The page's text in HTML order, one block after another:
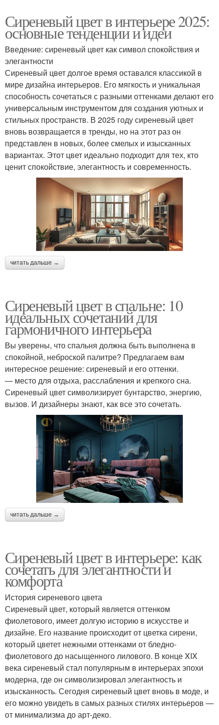
Сиреневый цвет в интерьере 2025:
основные тенденции и идеи
Введение: сиреневый цвет как символ спокойствия и
элегантности
Сиреневый цвет долгое время оставался классикой в
мире дизайна интерьеров. Его мягкость и уникальная
способность сочетаться с разными оттенками делают его
универсальным инструментом для создания уютных и
стильных пространств. В 2025 году сиреневый цвет
вновь возвращается в тренды, но на этот раз он
представлен в новых, более смелых и изысканных
вариантах. Этот цвет идеально подходит для тех, кто
ценит спокойствие, элегантность и современность.
читать дальше →
Сиреневый цвет в спальне: 10
идеальных сочетаний для
гармоничного интерьера
Вы уверены, что спальня должна быть выполнена в
спокойной, неброской палитре? Предлагаем вам
интересное решение: сиреневый и его оттенки.
— место для отдыха, расслабления и крепкого сна.
Сиреневый цвет символизирует бунтарство, энергию,
вызов. И дизайнеры знают, как все это сочетать.
читать дальше →
Сиреневый цвет в интерьере: как
сочетать для элегантности и
комфорта
История сиреневого цвета
Сиреневый цвет, который является оттенком
фиолетового, имеет долгую историю в искусстве и
дизайне. Его название происходит от цветка сирени,
который цветет нежными оттенками от бледно-
фиолетового до насыщенного лилового. В конце XIX
века сиреневый стал популярным в интерьерах эпохи
модерна, где он символизировал элегантность и
изысканность. Сегодня сиреневый цвет вновь в моде, и
его можно увидеть в самых разных стилях интерьеров —
от минимализма до арт-деко.